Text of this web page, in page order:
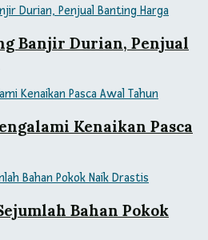
Banjir Durian, Penjual
Kenaikan Pasca
Bahan Pokok